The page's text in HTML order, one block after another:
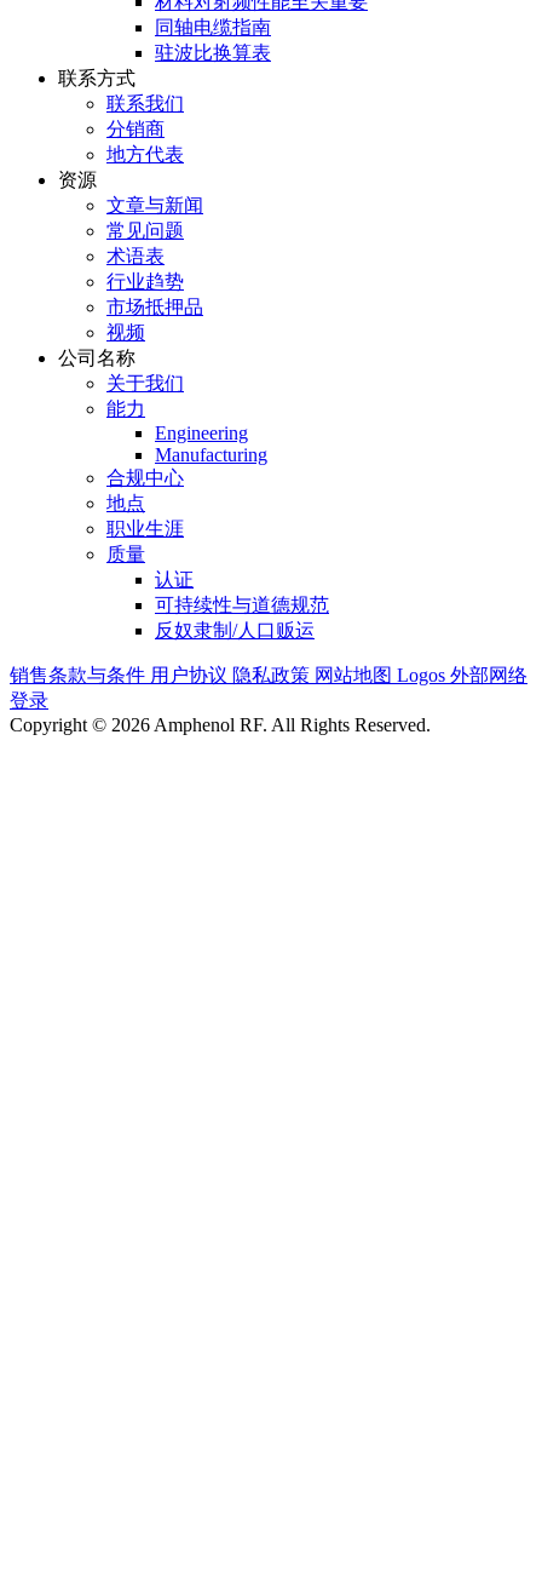
同轴电缆指南
驻波比换算表
联系方式
联系我们
分销商
地方代表
资源
文章与新闻
常见问题
术语表
行业趋势
市场抵押品
视频
公司名称
关于我们
能力
Engineering
Manufacturing
合规中心
地点
职业生涯
质量
认证
可持续性与道德规范
反奴隶制/人口贩运
销售条款与条件 用户协议 隐私政策 网站地图 Logos 外部网络
登录
Copyright © 2026 Amphenol RF. All Rights Reserved.